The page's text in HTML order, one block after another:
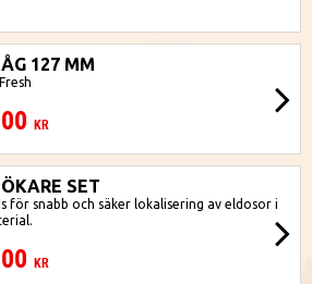
127 MM
KR
SET
för snabb och säker lokalisering av eldosor i
KR